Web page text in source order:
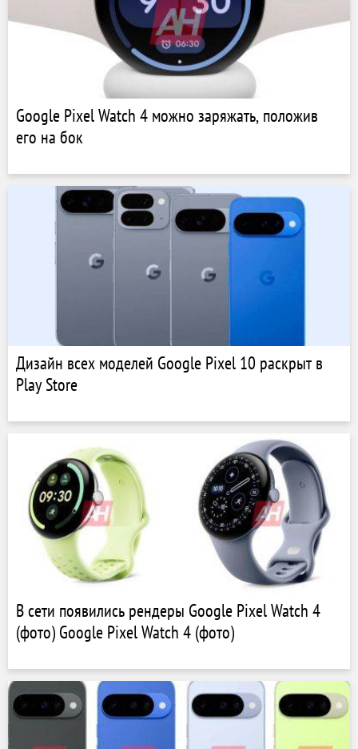
Google Pixel Watch 4 можно заряжать, положив
его на бок
Дизайн всех моделей Google Pixel 10 раскрыт в
Play Store
В сети появились рендеры Google Pixel Watch 4
(фото) Google Pixel Watch 4 (фото)